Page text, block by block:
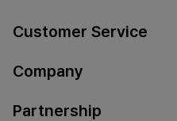
Customer Service
Company
Partnership